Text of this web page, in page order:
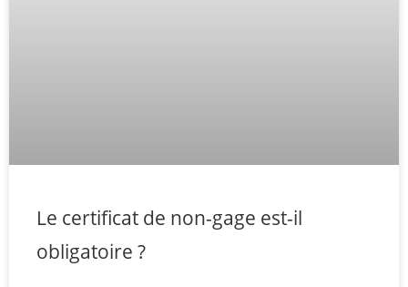
Le certificat de non-gage est-il
obligatoire ?